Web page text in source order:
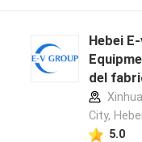
Hebei
del
City,
5.0